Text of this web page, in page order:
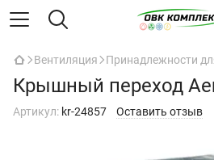
Вентиляция Принадлежности
Крышный переход
Артикул: kr-24857 Оставить отзыв